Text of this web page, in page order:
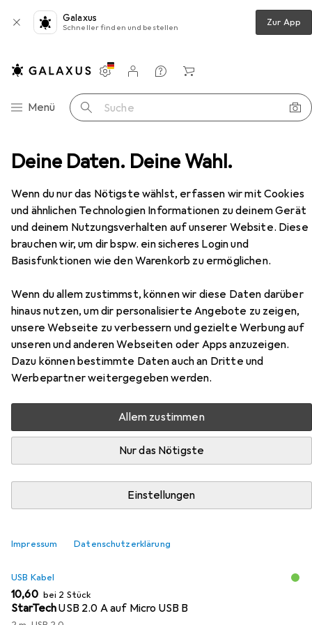
Deine Daten. Deine Wahl.
Wenn du nur das Nötigste wählst, erfassen wir mit Cookies
und ähnlichen Technologien Informationen zu deinem Gerät
und deinem Nutzungsverhalten auf unserer Website. Diese
brauchen wir, um dir bspw. ein sicheres Login und
Basisfunktionen wie den Warenkorb zu ermöglichen.
Wenn du allem zustimmst, können wir diese Daten darüber
hinaus nutzen, um dir personalisierte Angebote zu zeigen,
unsere Webseite zu verbessern und gezielte Werbung auf
unseren und anderen Webseiten oder Apps anzuzeigen.
Dazu können bestimmte Daten auch an Dritte und
Werbepartner weitergegeben werden.
Allem zustimmen
Nur das Nötigste
Einstellungen
Impressum Datenschutzerklärung
Galaxus
Schneller finden und bestellen Zur App
Navigation nach Kategorien
Menü Suche
Einstellungen
Kundenkonto
Vergleichslisten
Merklisten
Warenkorb
- USB A / Micro B Datenkabel / Anschlusskabel - Weiss
StarTech1m USB 2.0 A auf Micro USB B
Kabel - USB A / Micro B Datenkabel /
Anschlusskabel - Weiss
1 m, USB 2.0
Zubehör für StarTech 1m USB 2.0
A auf Micro USB B Kabel - USB A /
Micro B Datenkabel /
Anschlusskabel - Weiss
1m USB 2.0 A auf Micro USB B Kabel - USB A / Micro B
Datenkabel / Anschlusskabel - Weiss aus der Kategorie
USB Kabel
EUR
10,60 bei 2 Stück
StarTechUSB 2.0 A auf Micro USB B